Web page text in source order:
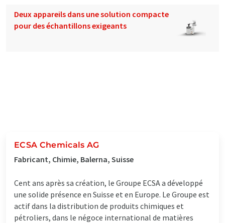
Deux appareils dans une solution compacte
pour des échantillons exigeants
ECSA Chemicals AG
Fabricant, Chimie, Balerna, Suisse
Cent ans après sa création, le Groupe ECSA a développé
une solide présence en Suisse et en Europe. Le Groupe est
actif dans la distribution de produits chimiques et
pétroliers, dans le négoce international de matières